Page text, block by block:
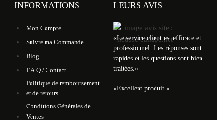
INFORMATIONS
Mon Compte
Suivre ma Commande
Blog
F.A.Q / Contact
Politique de remboursement
et de retours
Conditions Générales de
Ventes
LEURS AVIS
«Le service client est efficace et
professionnel. Les réponses sont
rapides et les questions sont bien
traitées.»
«Excellent produit. »